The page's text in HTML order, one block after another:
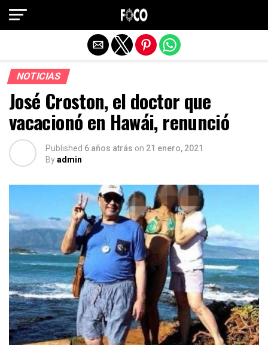
NOTICIAS
José Croston, el doctor que
vacacionó en Hawái, renunció
Published 6 años atrás on 21 enero, 2021
Byadmin
Salir de la versión móvil